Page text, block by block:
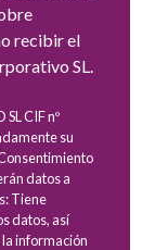
recibir el
SL.
CIF nº
su
datos a
Tiene
datos, así
información